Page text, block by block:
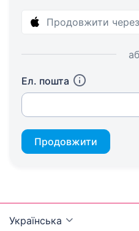
Продовжити
Ел. пошта
Продовжити
Українська